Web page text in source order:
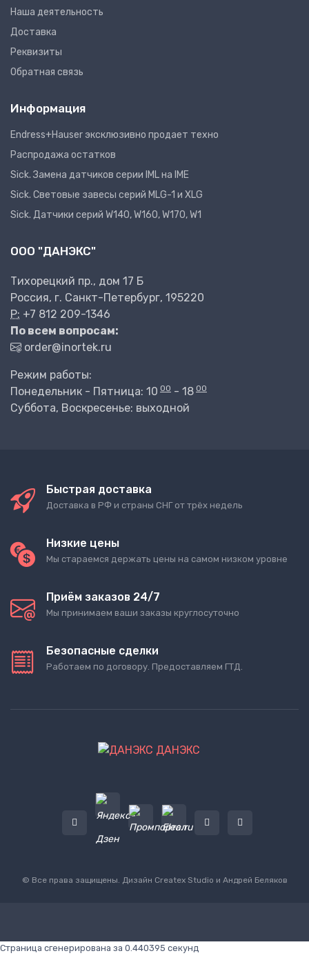
Наша деятельность
Доставка
Реквизиты
Обратная связь
Информация
Endress+Hauser эксклюзивно продает техно
Распродажа остатков
Sick. Замена датчиков серии IML на IME
Sick. Световые завесы серий MLG-1 и XLG
Sick. Датчики серий W140, W160, W170, W1
ООО "ДАНЭКС"
Тихорецкий пр., дом 17 Б
Россия, г. Санкт-Петербург, 195220
P: +7 812 209-1346
По всем вопросам:
order@inortek.ru
Режим работы:
Понедельник - Пятница: 10 00 - 18 00
Суббота, Воскресенье: выходной
Быстрая доставка
Доставка в РФ и страны СНГ от трёх недель
Низкие цены
Мы стараемся держать цены на самом низком уровне
Приём заказов 24/7
Мы принимаем ваши заказы круглосуточно
Безопасные сделки
Работаем по договору. Предоставляем ГТД.
ДАНЭКС
© Все права защищены. Дизайн Createx Studio и Андрей Беляков
Страница сгенерирована за 0.440395 секунд